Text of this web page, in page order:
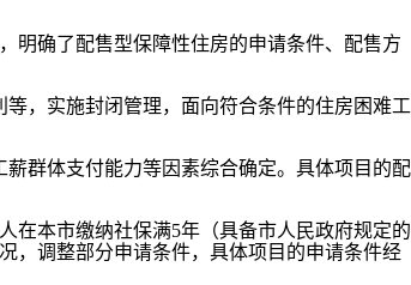
明确了配售型保障性住房的申请条件、配售方
，实施封闭管理，面向符合条件的住房困难工
群体支付能力等因素综合确定。具体项目的配
本市缴纳社保满5年（具备市人民政府规定的
，调整部分申请条件，具体项目的申请条件经